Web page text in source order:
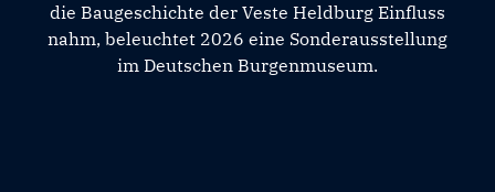
die Baugeschichte der Veste Heldburg Einfluss
nahm, beleuchtet 2026 eine Sonderausstellung
im Deutschen Burgenmuseum.